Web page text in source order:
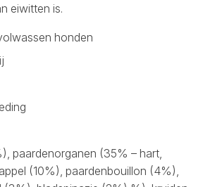
eiwitten is.
honden
paardenorganen (35% – hart,
(10%), paardenbouillon (4%),